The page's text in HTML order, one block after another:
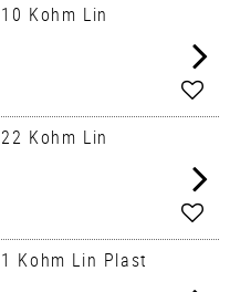
Kohm Lin
Add
Kohm Lin
Add
Kohm Lin Plast